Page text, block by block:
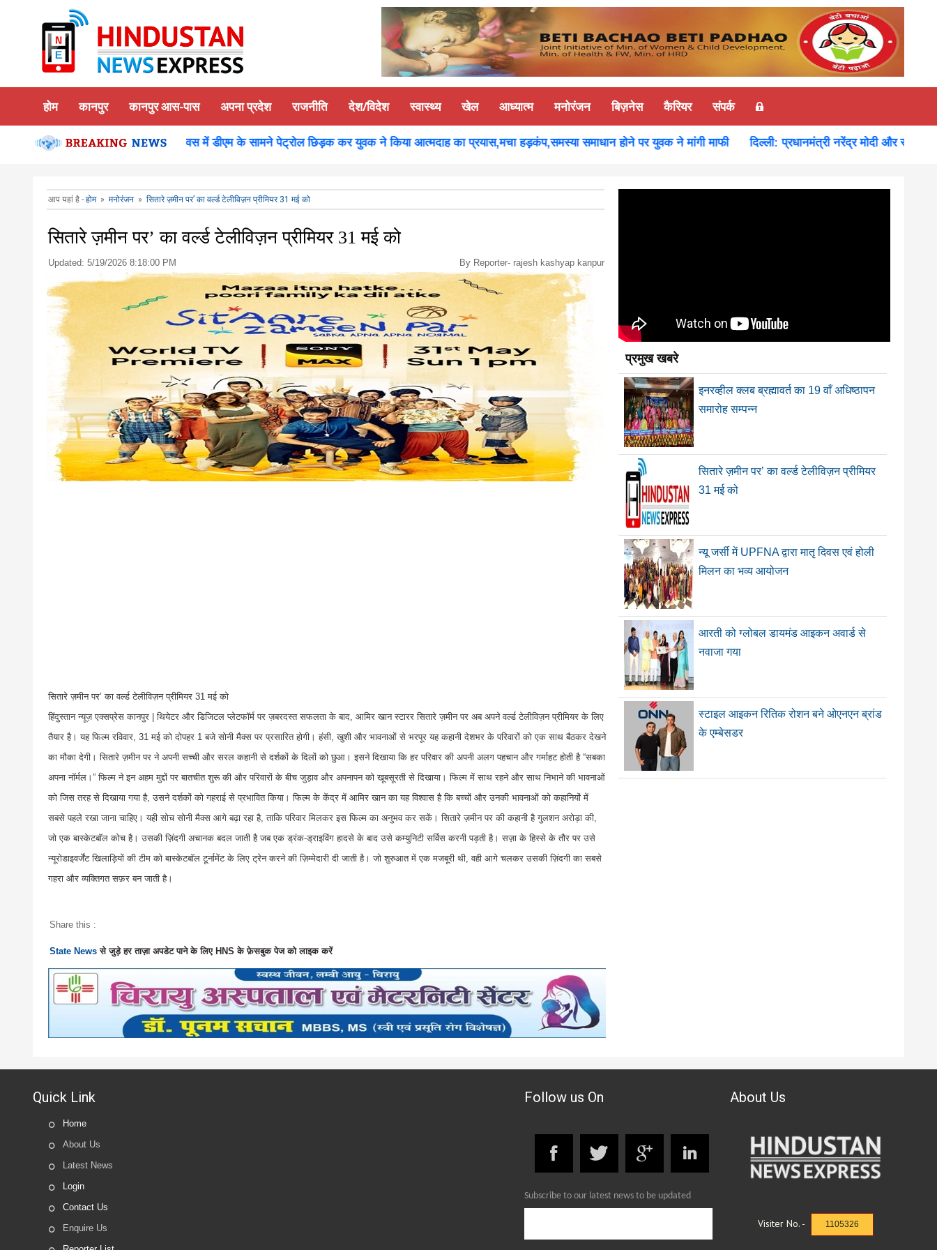
होम कानपुर कानपुर आस-पास अपना प्रदेश राजनीति देश/विदेश स्वास्थ्य खेल आध्यात्म मनोरंजन बिज़नेस कैरियर संपर्क
दर्शन पूजन कानपुर-समाधान दिवस में डीएम के सामने पेट्रोल छिड़क कर युवक ने किया आत्मदाह का प्रयास,मचा हड़कंप,समस्या समाधान होने पर युवक ने मांगी माफी दिल्ली: प्रधानमंत्री नरेंद्र मोदी और रूस के
आप यहां है - होम» मनोरंजन » सितारे ज़मीन पर’ का वर्ल्ड टेलीविज़न प्रीमियर 31 मई को
सितारे ज़मीन पर’ का वर्ल्ड टेलीविज़न प्रीमियर 31 मई को
Updated: 5/19/2026 8:18:00 PM By Reporter- rajesh kashyap kanpur
सितारे ज़मीन पर’ का वर्ल्ड टेलीविज़न प्रीमियर 31 मई को
हिंदुस्तान न्यूज़ एक्सप्रेस कानपुर | थियेटर और डिजिटल प्लेटफॉर्म पर ज़बरदस्त सफलता के बाद, आमिर खान स्टारर सितारे ज़मीन पर अब अपने वर्ल्ड टेलीविज़न प्रीमियर के लिए
तैयार है। यह फिल्म रविवार, 31 मई को दोपहर 1 बजे सोनी मैक्स पर प्रसारित होगी। हंसी, खुशी और भावनाओं से भरपूर यह कहानी देशभर के परिवारों को एक साथ बैठकर देखने
का मौका देगी। सितारे ज़मीन पर ने अपनी सच्ची और सरल कहानी से दर्शकों के दिलों को छुआ। इसने दिखाया कि हर परिवार की अपनी अलग पहचान और गर्माहट होती है “सबका
अपना नॉर्मल।” फिल्म ने इन अहम मुद्दों पर बातचीत शुरू की और परिवारों के बीच जुड़ाव और अपनापन को खूबसूरती से दिखाया। फिल्म में साथ रहने और साथ निभाने की भावनाओं
को जिस तरह से दिखाया गया है, उसने दर्शकों को गहराई से प्रभावित किया। फिल्म के केंद्र में आमिर खान का यह विश्वास है कि बच्चों और उनकी भावनाओं को कहानियों में
सबसे पहले रखा जाना चाहिए। यही सोच सोनी मैक्स आगे बढ़ा रहा है, ताकि परिवार मिलकर इस फिल्म का अनुभव कर सकें। सितारे ज़मीन पर की कहानी है गुलशन अरोड़ा की,
जो एक बास्केटबॉल कोच है। उसकी ज़िंदगी अचानक बदल जाती है जब एक ड्रंक-ड्राइविंग हादसे के बाद उसे कम्युनिटी सर्विस करनी पड़ती है। सज़ा के हिस्से के तौर पर उसे
न्यूरोडाइवर्जेंट खिलाड़ियों की टीम को बास्केटबॉल टूर्नामेंट के लिए ट्रेन करने की ज़िम्मेदारी दी जाती है। जो शुरुआत में एक मजबूरी थी, वही आगे चलकर उसकी ज़िंदगी का सबसे
गहरा और व्यक्तिगत सफ़र बन जाती है।
Share this :
State News से जुड़े हर ताज़ा अपडेट पाने के लिए HNS के फ़ेसबुक पेज को लाइक करें
प्रमुख खबरे
इनरव्हील क्लब ब्रह्मावर्त का 19 वाँ अधिष्ठापन
समारोह सम्पन्न
सितारे ज़मीन पर’ का वर्ल्ड टेलीविज़न प्रीमियर
31 मई को
न्यू जर्सी में UPFNA द्वारा मातृ दिवस एवं होली
मिलन का भव्य आयोजन
आरती को ग्लोबल डायमंड आइकन अवार्ड से
नवाजा गया
स्टाइल आइकन रितिक रोशन बने ओएनएन ब्रांड
के एम्बेसडर
Quick Link Follow us On About Us
Home
About Us
Latest News
Login
Contact Us
Enquire Us
Subscribe to our latest news to be updated
Visiter No. - 1105326